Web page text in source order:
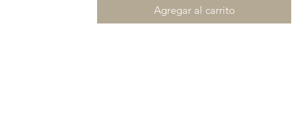
Agregar al carrito